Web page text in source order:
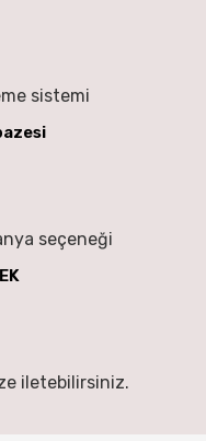
sistemi
seçeneği
iletebilirsiniz.